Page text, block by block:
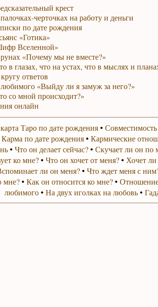
крест
черточках на работу и деньги
по дате рождения
«Готика»
Вселенной»
«Почему мы не вместе?»
в глазах, что на устах, что в мыслях и
ответов
«Выйду ли я замуж за него?»
со мной происходит?»
онлайн
Таро по дате рождения•
Карма по дате рождения• Кармические
• Что он делает сейчас?• Скучает ли он по
ко мне?• Что он хочет от меня?• Хочет
ли он меня?• Что ждет меня с
мне?• Как он относится ко мне?•
любимого• На двух иголках на любовь•